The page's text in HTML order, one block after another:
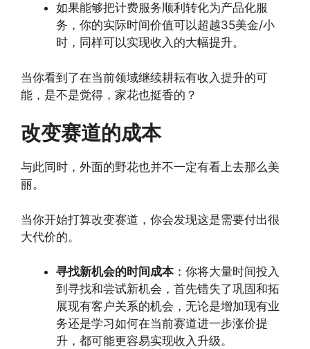
如果能够把计费服务顺利转化为产品化服
务，你的实际时间价值可以超越35美金/小
时，同样可以实现收入的大幅提升。
当你看到了在当前领域继续耕耘有收入提升的可
能，是不是觉得，家花也挺香的？
改变赛道的成本
与此同时，外面的野花也并不一定有看上去那么美
丽。
当你开始打算改变赛道，你会发现这是需要付出很
大代价的。
寻找新机会的时间成本：你将大量时间投入
到寻找和尝试新机会，首先错失了巩固和拓
展现有客户关系的机会，无论是增加现有业
务还是学习如何在当前赛道进一步涨价提
升，都可能更容易实现收入升级。